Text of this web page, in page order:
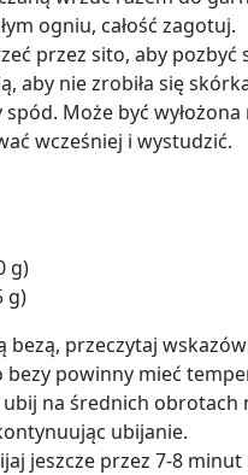
ogniu, całość zagotuj.
przez sito, aby pozbyć
aby nie zrobiła się
Może być
wcześniej i wystudzić.
g)
g)
bezą, przeczytaj
bezy powinny mieć
ubij na średnich
ubijanie.
jeszcze przez 7-8